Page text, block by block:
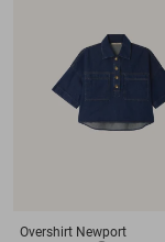
Overshirt Newport